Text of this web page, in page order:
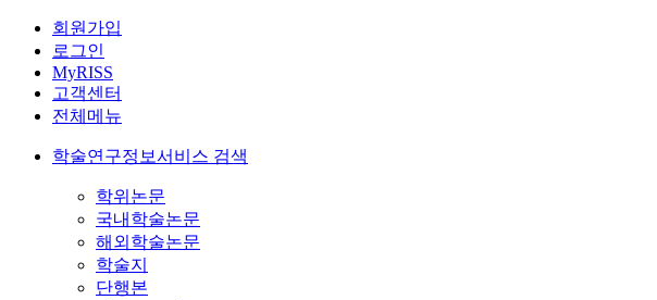
회원가입
로그인
MyRISS
고객센터
전체메뉴
학술연구정보서비스 검색
학위논문
국내학술논문
해외학술논문
학술지
단행본